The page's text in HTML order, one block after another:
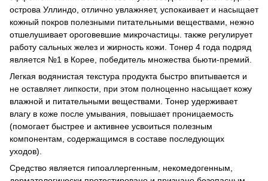
острова Уллиндо, отлично увлажняет, успокаивает и насыщает
кожный покров полезными питательными веществами, нежно
отшелушивает ороговевшие микрочастицы. также регулирует
работу сальных желез и жирность кожи. Тонер 4 года подряд
является №1 в Корее, победитель множества бьюти-премий.
Легкая водянистая текстура продукта быстро впитывается и
не оставляет липкости, при этом полноценно насыщает кожу
влажной и питательными веществами. Тонер удерживает
влагу в коже после умывания, повышает проницаемость
(помогает быстрее и активнее усвоиться полезным
компонентам, содержащимся в составе последующих
уходов).
Средство является гипоаллергенным, некомедогенным,